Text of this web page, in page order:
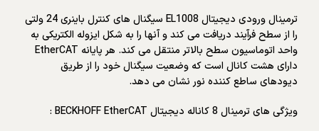
ترمینال ورودی دیجیتال EL1008 سیگنال های کنترل باینری 24 ولتی
را از سطح فرآیند دریافت می کند و آنها را به شکل ایزوله الکتریکی به
واحد اتوماسیون سطح بالاتر منتقل می کند. هر پایانه EtherCAT
دارای هشت کانال است که وضعیت سیگنال خود را از طریق
دیودهای ساطع کننده نور نشان می دهد.
ویژگی های ترمینال 8 کاناله دیجیتال BECKHOFF EtherCAT :